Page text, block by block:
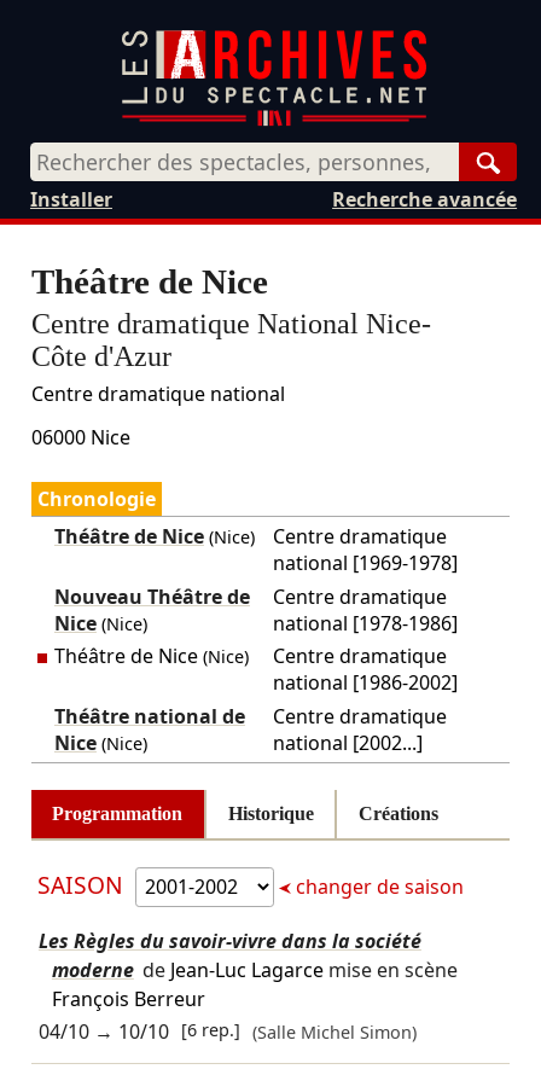
Recherche avancée
Installer
Théâtre de Nice
Centre dramatique National Nice-
Côte d'Azur
Centre dramatique national
06000 Nice
Chronologie
Théâtre de Nice(Nice)
Centre dramatique
national [1969-1978]
Nouveau Théâtre de
Nice(Nice)
Centre dramatique
national [1978-1986]
Théâtre de Nice (Nice)
Centre dramatique
national [1986-2002]
Théâtre national de
Nice(Nice)
Centre dramatique
national [2002...]
Programmation Historique Créations
SAISON changer de saison
Les Règles du savoir-vivre dans la société
moderne de Jean-Luc Lagarcemise en scène
François Berreur
04/10→ 10/10 [6 rep.] (Salle Michel Simon)